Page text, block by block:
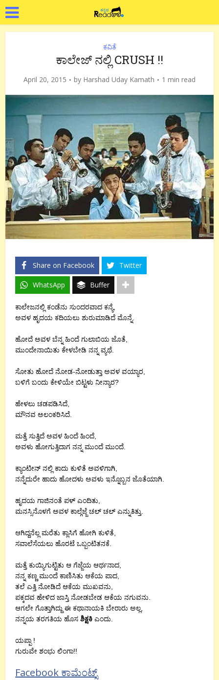
ಕವಿತೆ
ಕಾಲೇಜ್ ನಲ್ಲಿ CRUSH !!
April 20, 2015 by Harshad Uday Kamath 1 min read
Share on Facebook Twitter
WhatsApp Buffer
ಕಾಲೇಜನಲ್ಲಿ ಕಂಡೆನು ಸುಂದರವಾದ ಕನ್ಯೆ,
ಅವಳ ಹೃದಯ ಕದಿಯಲು ಶುರುಮಾಡಿದೆ ಮೊನ್ನೆ.
ಹೋದೆ ಅವಳ ಬೆನ್ನ ಹಿಂದೆ ಗುಲಾಬಿಯ ಜೊತೆ,
ಮುಂದೇನಾಯಿತು ಕೇಳಬೇಡಿ ನನ್ನ ವ್ಯಥೆ.
ಸೋತು ಹೋದೆ ನೋಡ-ನೋಡುತ್ತಾ ಅವಳ ವಯ್ಯಾರ,
ಬಳಿಗೆ ಬಂದು ಕೇಳಿಯೇ ಬಿಟ್ಟಳು ನೀನ್ಯಾರ?
ಹೇಳಲು ಚಡಪಡಿಸಿದೆ,
ಮೌನವ ಅಲಂಕರಿಸಿದೆ.
ಮತ್ತೆ ಸುತ್ತಿದೆ ಅವಳ ಹಿಂದೆ ಹಿಂದೆ,
ಅವಳು ಹೋಗುತ್ತಿದಾಗ ನನ್ನ ಮುಂದೆ ಮುಂದೆ.
ಕ್ಯಾಂಟೀನ್ ನಲ್ಲಿ ಕಾದು ಕುಳಿತೆ ಅವಳಿಗಾಗಿ,
ನನ್ನೆದುರೇ ಹಾದು ಹೋದಳು ಅವಳು ಇನ್ನೊಬ್ಬನ ಜೊತೆಯಾಗಿ.
ಹೃದಯ ಗಾಜಿನಂತೆ ಪಳ್ ಎಂದಿತು,
ಮನಸ್ಸಿನೊಳಗೆ ಅವಳ ಕಾಲ್ಗೆಜ್ಜೆ ಚಲ್ ಚಲ್ ಎನ್ನುತಿತ್ತು.
ಆಗಿದ್ದನೆಲ್ಲ ಮರೆತು ಕ್ಲಾಸಿಗೆ ಹೋಗಿ ಕುಳಿತೆ,
ಸವಾಲೆಸೆಯಲು ಹೊರಟೆ ಒಬ್ಬಂಟಿತನಕೆ.
ಮತ್ತೆ ಕುಯ್ಯಿಗುಟ್ಟಿತು ಆ ಗೆಜ್ಜೆಯ ಆರ್ಥನಾದ,
ನನ್ನ ಕಣ್ಣ ಮುಂದೆ ಕಾಣಿಸಿತು ಆಕೆಯ ಪಾದ,
ತಲೆ ಎತ್ತಿ ನೋಡಿದೆ ಆಕೆಯ ಮುಖವನು,
ಪಕ್ಕದವ ಹೇಳಿದ ಜಾಸ್ತಿ ನೋಡಬೇಡ ಆಕೆಯ ನಗುವನು.
ಆಗಲೇ ಗೊತ್ತಾಗಿದ್ದು ಈ ಕಥಾನಾಯಕಿ ಬೇರಾರು ಅಲ್ಲ,
ನನ್ನಯ ತರಗತಿಯ ಹೊಸಶಿಕ್ಷಕಿ ಎಂದು.
ಯಪ್ಪಾ !
ಗುರುವೇ ಶಂಭು ಲಿಂಗಾ!!
Facebook ಕಾಮೆಂಟ್ಸ್